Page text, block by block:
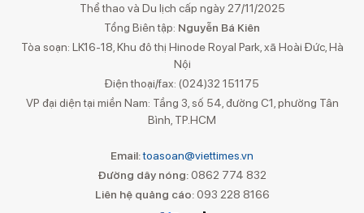
Thể thao và Du lịch cấp ngày 27/11/2025
Tổng Biên tập: Nguyễn Bá Kiên
Tòa soạn: LK16-18, Khu đô thị Hinode Royal Park, xã Hoài Đức, Hà
Nội
Điện thoại/fax: (024)32 151175
VP đại diện tại miền Nam: Tầng 3, số 54, đường C1, phường Tân
Bình, TP.HCM
Email:toasoan@viettimes.vn
Đường dây nóng: 0862 774 832
Liên hệ quảng cáo:093 228 8166